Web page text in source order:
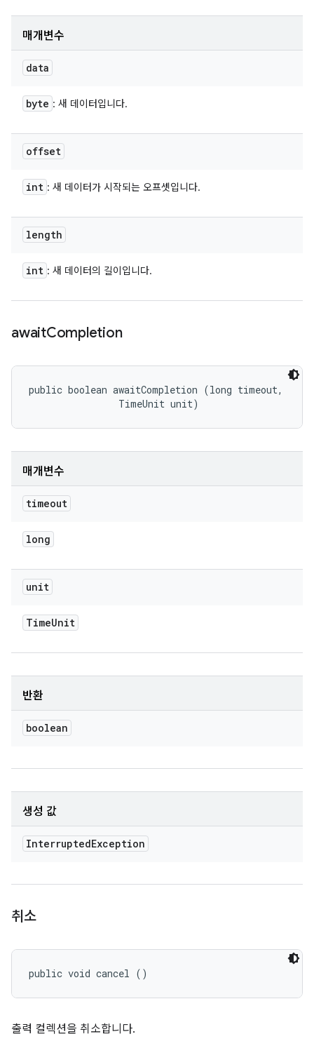
매개변수
data
byte : 새 데이터입니다.
offset
int : 새 데이터가 시작되는 오프셋입니다.
length
int : 새 데이터의 길이입니다.
awaitCompletion
public boolean awaitCompletion (long timeout,
                TimeUnit unit)
매개변수
timeout
long
unit
TimeUnit
반환
boolean
생성 값
InterruptedException
취소
public void cancel ()
출력 컬렉션을 취소합니다.